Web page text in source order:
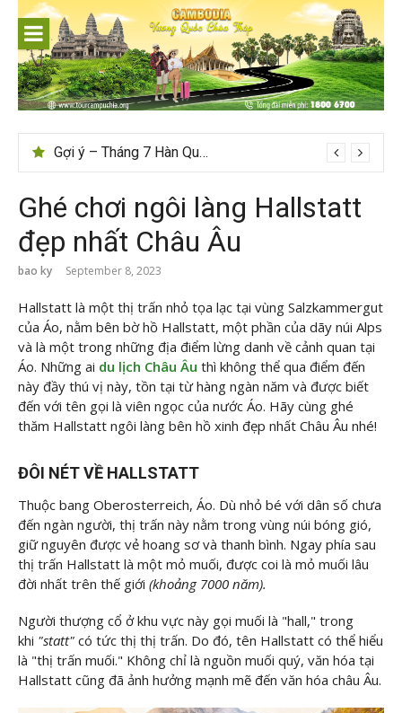
content
Tips du lịch Sri Lanka trọn vẹn cho người mới
Gợi ý – Tháng 7 Hàn Quốc nên đi đâu, mặc gì đẹp?
Ghé chơi ngôi làng Hallstatt
đẹp nhất Châu Âu
bao ky September 8, 2023
Hallstatt là một thị trấn nhỏ tọa lạc tại vùng Salzkammergut
của Áo, nằm bên bờ hồ Hallstatt, một phần của dãy núi Alps
và là một trong những địa điểm lừng danh về cảnh quan tại
Áo. Những ai du lịch Châu Âu thì không thể qua điểm đến
này đầy thú vị này, tồn tại từ hàng ngàn năm và được biết
đến với tên gọi là viên ngọc của nước Áo. Hãy cùng ghé
thăm Hallstatt ngôi làng bên hồ xinh đẹp nhất Châu Âu nhé!
ĐÔI NÉT VỀ HALLSTATT
Thuộc bang Oberosterreich, Áo. Dù nhỏ bé với dân số chưa
đến ngàn người, thị trấn này nằm trong vùng núi bóng gió,
giữ nguyên được vẻ hoang sơ và thanh bình. Ngay phía sau
thị trấn Hallstatt là một mỏ muối, được coi là mỏ muối lâu
đời nhất trên thế giới (khoảng 7000 năm).
Người thượng cổ ở khu vực này gọi muối là "hall," trong
khi "statt" có tức thị thị trấn. Do đó, tên Hallstatt có thể hiểu
là "thị trấn muối." Không chỉ là nguồn muối quý, văn hóa tại
Hallstatt cũng đã ảnh hưởng mạnh mẽ đến văn hóa châu Âu.